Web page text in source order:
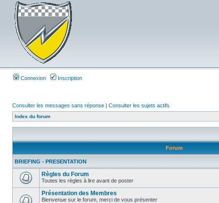
Connexion Inscription
Consulter les messages sans réponse | Consulter les sujets actifs
Index du forum
Forum
BRIEFING - PRESENTATION
Règles du Forum
Toutes les règles à lire avant de poster
Présentation des Membres
Bienvenue sur le forum, merci de vous présenter